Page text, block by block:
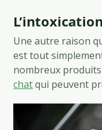
L’intoxication
Une autre raison
est tout
nombreux
chatqui peuvent